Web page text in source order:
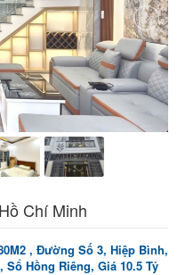
Chí Minh
, Đường Số 3, Hiệp Bình,
Hồng Riêng, Giá 10.5 Tỷ